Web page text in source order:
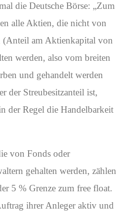
die Deutsche Börse: „Zum
alle Aktien, die nicht von
(Anteil am Aktienkapital von
werden, also vom breiten
und gehandelt werden
der Streubesitzanteil ist,
der Regel die Handelbarkeit
von Fonds oder
gehalten werden, zählen
5 % Grenze zum free float.
ihrer Anleger aktiv und